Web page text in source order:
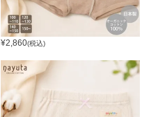
¥2,860(税込)